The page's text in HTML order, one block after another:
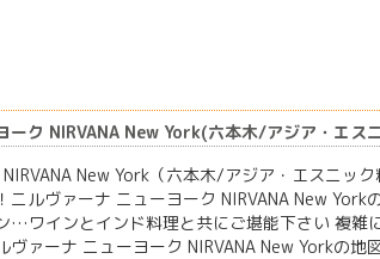
ーク NIRVANA New York(六本木/アジア・エス
New York（六本木/アジア・エスニッ
ニルヴァーナ ニューヨーク NIRVANA New
…ワインとインド料理と共にご堪能下さい 複雑
ヴァーナ ニューヨーク NIRVANA New Yorkの